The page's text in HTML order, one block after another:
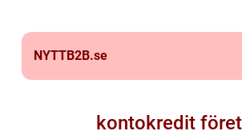
NYTTB2B.se
kontokredit